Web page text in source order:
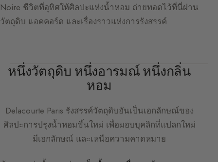
Noire ชีวิตที่อุทิศให้ศิลปะแห่งน้ำหอม ถ่ายทอดไว้ที่นี่ผ่าน
วัตถุดิบ แอคคอร์ด และเรื่องราวแห่งการรังสรรค์
หนึ่งวัตถุดิบ หนึ่งอารมณ์ หนึ่งกลิ่น
หอม
Delacourte Paris รังสรรค์วัตถุดิบอันเป็นเอกลักษณ์ของ
ศิลปะการปรุงน้ำหอมขึ้นใหม่ เพื่อมอบบุคลิกที่แปลกใหม่
มีเอกลักษณ์ และเหนือความคาดหมาย